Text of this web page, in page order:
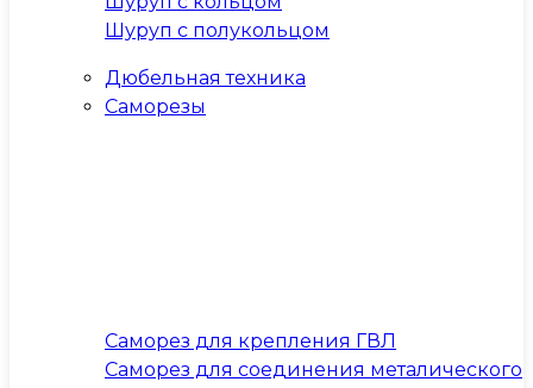
Шуруп с полукольцом
Дюбельная техника
Саморезы
Саморез для крепления ГВЛ
Саморез для соединения металического